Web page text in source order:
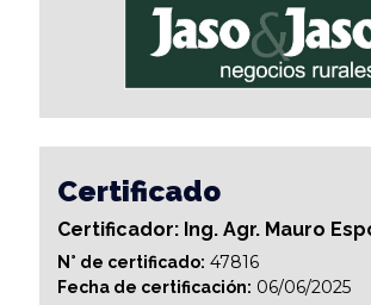
Certificado
Certificador: Ing. Agr. Mauro
N° de certificado: 47816
Fecha de certificación: 06/06/2025